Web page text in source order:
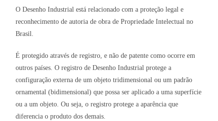
O Desenho Industrial está relacionado com a proteção legal e
reconhecimento de autoria de obra de Propriedade Intelectual no
Brasil.
É protegido através de registro, e não de patente como ocorre em
outros países. O registro de Desenho Industrial protege a
configuração externa de um objeto tridimensional ou um padrão
ornamental (bidimensional) que possa ser aplicado a uma superfície
ou a um objeto. Ou seja, o registro protege a aparência que
diferencia o produto dos demais.